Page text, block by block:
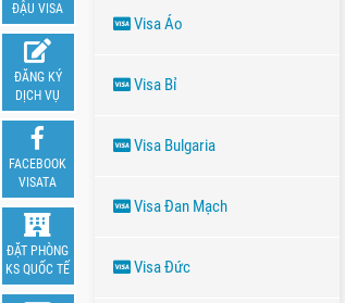
Visa Áo
Visa Bỉ
Visa Bulgaria
Visa Đan Mạch
Visa Đức
ĐẬU VISA
ĐĂNG KÝ
DỊCH VỤ
FACEBOOK
VISATA
ĐẶT PHÒNG
KS QUỐC TẾ